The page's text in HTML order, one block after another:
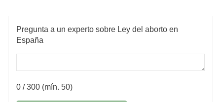
Pregunta a un experto sobre Ley del aborto en
España
0 / 300 (mín. 50)